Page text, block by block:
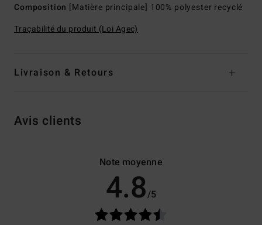
Composition [Matière principale] 100% polyester recyclé
Traçabilité du produit (Loi Agec)
Livraison & Retours
Avis clients
Note moyenne
4.8/5